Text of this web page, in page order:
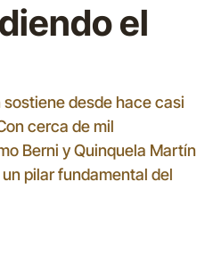
el
desde hace casi
cerca de mil
Berni y Quinquela Martín
pilar fundamental del